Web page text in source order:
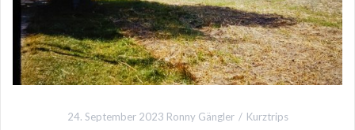
24. September 2023 Ronny Gängler Kurztrips